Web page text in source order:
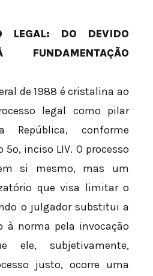
LEGAL: DO DEVIDO
de 1988 é cristalina ao
legal como pilar
República, conforme
inciso LIV. O processo
si mesmo, mas um
que visa limitar o
o julgador substitui a
à norma pela invocação
ele, subjetivamente,
justo, ocorre uma